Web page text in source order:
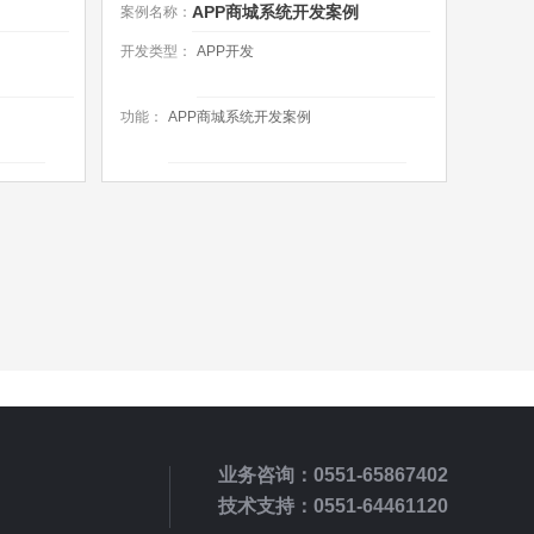
案例名称： APP商城系统开发案例
开发类型： APP开发
功能： APP商城系统开发案例
业务咨询：0551-65867402
技术支持：0551-64461120